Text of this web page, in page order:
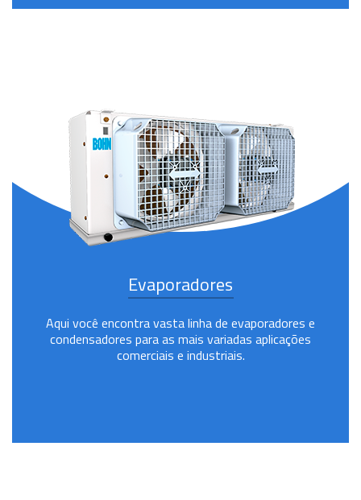
Evaporadores
Aqui você encontra vasta linha de evaporadores e
condensadores para as mais variadas aplicações
comerciais e industriais.